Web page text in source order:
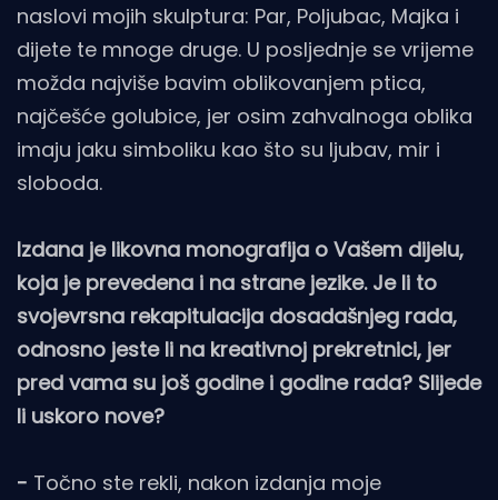
naslovi mojih skulptura: Par, Poljubac, Majka i
dijete te mnoge druge. U posljednje se vrijeme
možda najviše bavim oblikovanjem ptica,
najčešće golubice, jer osim zahvalnoga oblika
imaju jaku simboliku kao što su ljubav, mir i
sloboda.
Izdana je likovna monografija o Vašem dijelu,
koja je prevedena i na strane jezike. Je li to
svojevrsna rekapitulacija dosadašnjeg rada,
odnosno jeste li na kreativnoj prekretnici, jer
pred vama su još godine i godine rada? Slijede
li uskoro nove?
- Točno ste rekli, nakon izdanja moje